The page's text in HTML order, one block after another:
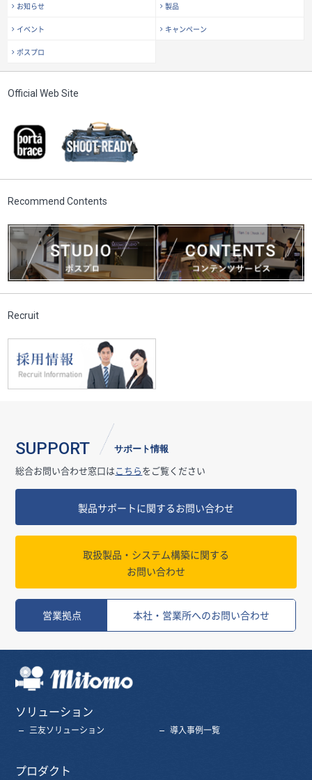
お知らせ 製品
イベント キャンペーン
ポスプロ
Official Web Site
Recommend Contents
Recruit
SUPPORT サポート情報
総合お問い合わせ窓口はこちらをご覧ください
製品サポートに関するお問い合わせ
取扱製品・システム構築に関する
お問い合わせ
営業拠点 本社・営業所へのお問い合わせ
ソリューション
三友ソリューション 導入事例一覧
プロダクト